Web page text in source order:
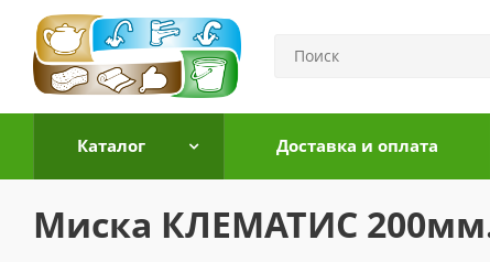
Каталог Доставка и оплата
Миска КЛЕМАТИС